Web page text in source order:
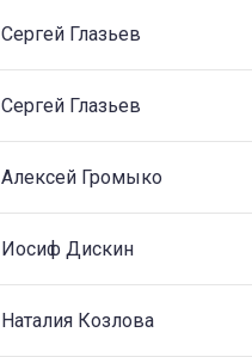
Сергей Глазьев
Сергей Глазьев
Алексей Громыко
Иосиф Дискин
Наталия Козлова